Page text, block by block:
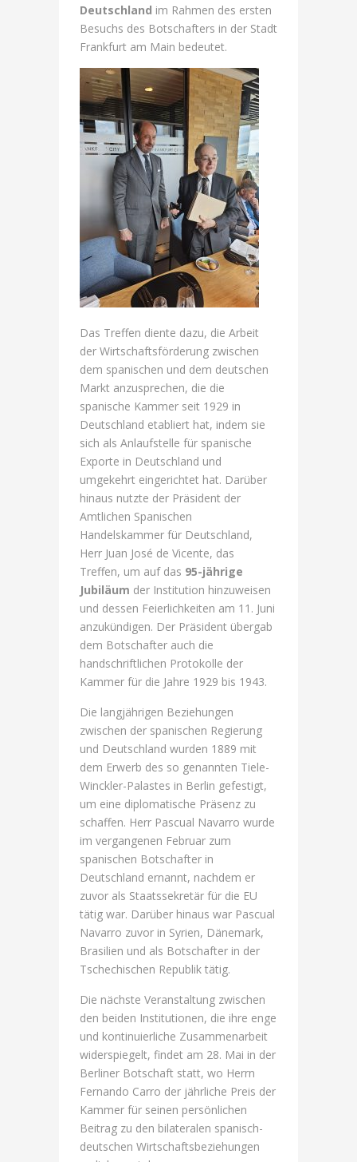
Deutschland im Rahmen des ersten
Besuchs des Botschafters in der Stadt
Frankfurt am Main bedeutet.
Das Treffen diente dazu, die Arbeit
der Wirtschaftsförderung zwischen
dem spanischen und dem deutschen
Markt anzusprechen, die die
spanische Kammer seit 1929 in
Deutschland etabliert hat, indem sie
sich als Anlaufstelle für spanische
Exporte in Deutschland und
umgekehrt eingerichtet hat. Darüber
hinaus nutzte der Präsident der
Amtlichen Spanischen
Handelskammer für Deutschland,
Herr Juan José de Vicente, das
Treffen, um auf das 95-jährige
Jubiläum der Institution hinzuweisen
und dessen Feierlichkeiten am 11. Juni
anzukündigen. Der Präsident übergab
dem Botschafter auch die
handschriftlichen Protokolle der
Kammer für die Jahre 1929 bis 1943.
Die langjährigen Beziehungen
zwischen der spanischen Regierung
und Deutschland wurden 1889 mit
dem Erwerb des so genannten Tiele-
Winckler-Palastes in Berlin gefestigt,
um eine diplomatische Präsenz zu
schaffen. Herr Pascual Navarro wurde
im vergangenen Februar zum
spanischen Botschafter in
Deutschland ernannt, nachdem er
zuvor als Staatssekretär für die EU
tätig war. Darüber hinaus war Pascual
Navarro zuvor in Syrien, Dänemark,
Brasilien und als Botschafter in der
Tschechischen Republik tätig.
Die nächste Veranstaltung zwischen
den beiden Institutionen, die ihre enge
und kontinuierliche Zusammenarbeit
widerspiegelt, findet am 28. Mai in der
Berliner Botschaft statt, wo Herrn
Fernando Carro der jährliche Preis der
Kammer für seinen persönlichen
Beitrag zu den bilateralen spanisch-
deutschen Wirtschaftsbeziehungen